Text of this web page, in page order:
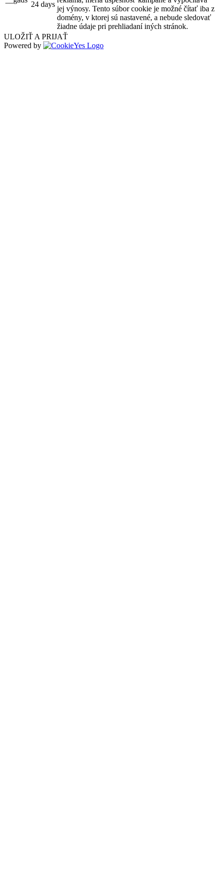
24 days
jej výnosy. Tento súbor cookie je možné čítať iba z
domény, v ktorej sú nastavené, a nebude sledovať
žiadne údaje pri prehliadaní iných stránok.
ULOŽIŤ A PRIJAŤ
Powered by